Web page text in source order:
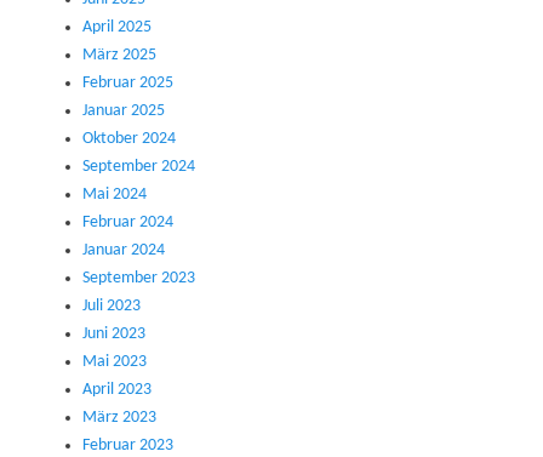
April 2025
März 2025
Februar 2025
Januar 2025
Oktober 2024
September 2024
Mai 2024
Februar 2024
Januar 2024
September 2023
Juli 2023
Juni 2023
Mai 2023
April 2023
März 2023
Februar 2023